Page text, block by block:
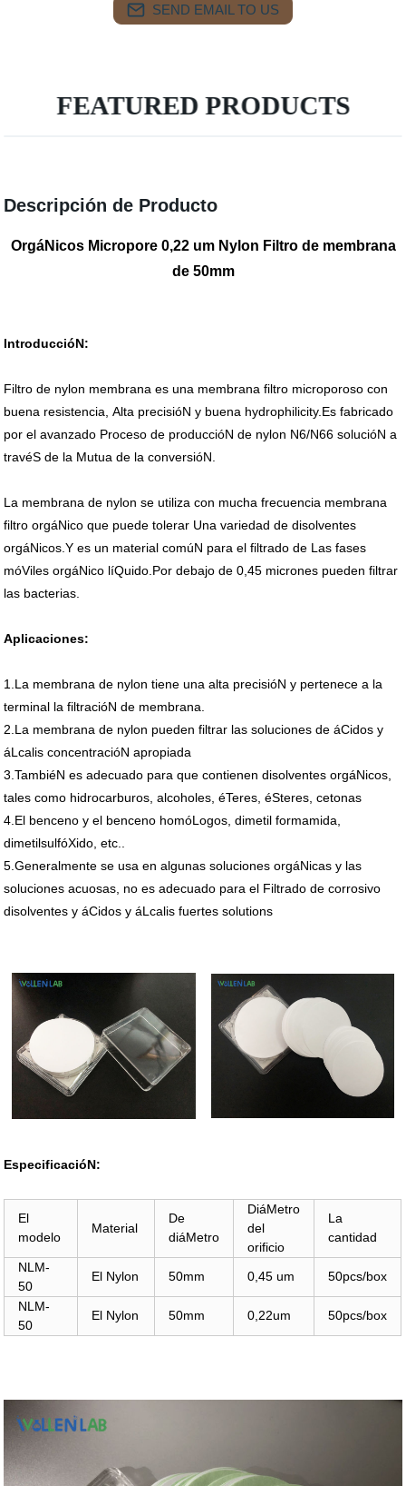
SEND EMAIL TO US
FEATURED PRODUCTS
Descripción de Producto
OrgáNicos Micropore 0,22 um Nylon Filtro de membrana
de 50mm
IntroduccióN:
Filtro de nylon membrana es una membrana filtro microporoso con
buena resistencia, Alta precisióN y buena hydrophilicity.Es fabricado
por el avanzado Proceso de produccióN de nylon N6/N66 solucióN a
travéS de la Mutua de la conversióN.
La membrana de nylon se utiliza con mucha frecuencia membrana
filtro orgáNico que puede tolerar Una variedad de disolventes
orgáNicos.Y es un material comúN para el filtrado de Las fases
móViles orgáNico líQuido.Por debajo de 0,45 micrones pueden filtrar
las bacterias.
Aplicaciones:
1.La membrana de nylon tiene una alta precisióN y pertenece a la
terminal la filtracióN de membrana.
2.La membrana de nylon pueden filtrar las soluciones de áCidos y
áLcalis concentracióN apropiada
3.TambiéN es adecuado para que contienen disolventes orgáNicos,
tales como hidrocarburos, alcoholes, éTeres, éSteres, cetonas
4.El benceno y el benceno homóLogos, dimetil formamida,
dimetilsulfóXido, etc..
5.Generalmente se usa en algunas soluciones orgáNicas y las
soluciones acuosas, no es adecuado para el Filtrado de corrosivo
disolventes y áCidos y áLcalis fuertes solutions
EspecificacióN:
El
modelo
Material
De
diáMetro
DiáMetro
del
orificio
La
cantidad
NLM-
50
El Nylon 50mm 0,45 um 50pcs/box
NLM-
50
El Nylon 50mm 0,22um 50pcs/box